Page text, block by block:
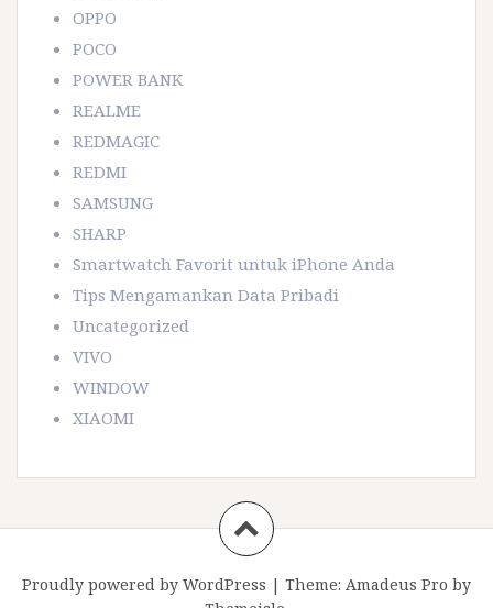
OPPO
POCO
POWER BANK
REALME
REDMAGIC
REDMI
SAMSUNG
SHARP
Smartwatch Favorit untuk iPhone Anda
Tips Mengamankan Data Pribadi
Uncategorized
VIVO
WINDOW
XIAOMI
Proudly powered by WordPress | Theme: Amadeus Pro by